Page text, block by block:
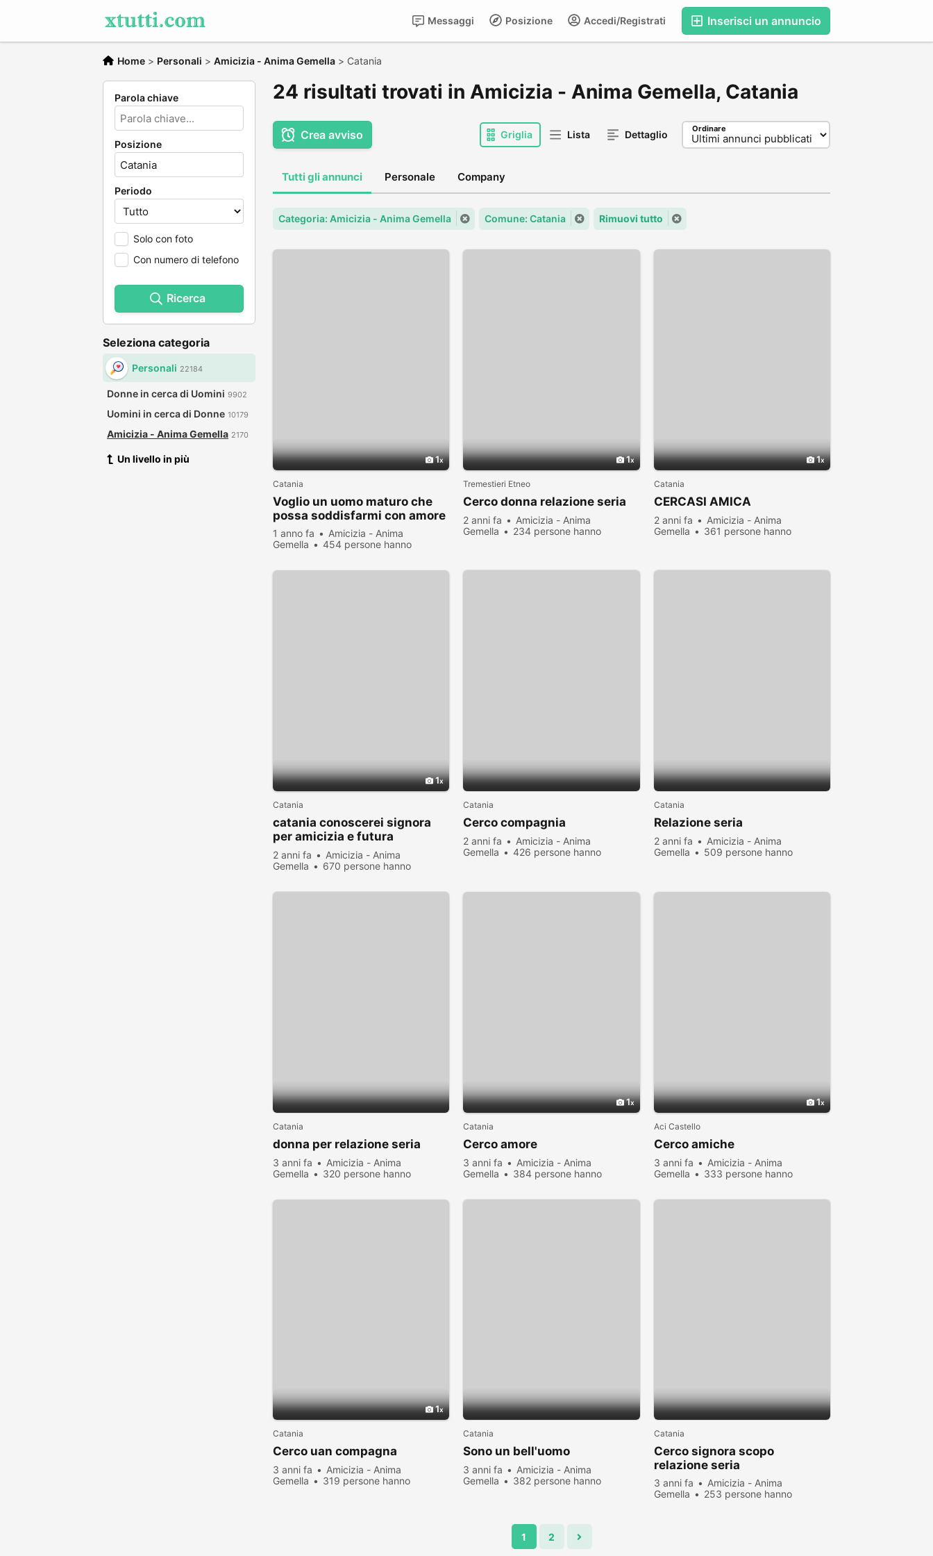
Inserisci un annuncio
Accedi/Registrati
Posizione
Messaggi
Home > Personali > Amicizia - Anima Gemella > Catania
Parola chiave
Posizione
Periodo
Solo con foto
Con numero di telefono
Ricerca
Seleziona categoria
Personali 22184
Donne in cerca di Uomini 9902
Uomini in cerca di Donne 10179
Amicizia - Anima Gemella 2170
Un livello in più
24 risultati trovati in Amicizia - Anima Gemella, Catania
Crea avviso Griglia Lista Dettaglio Ordinare
Tutti gli annunci Personale Company
Categoria: Amicizia - Anima Gemella Comune: Catania Rimuovi tutto
1
Catania
Voglio un uomo maturo che
possa soddisfarmi con amore
1 anno fa
Amicizia - Anima
Gemella
454 persone hanno
1
Tremestieri Etneo
Cerco donna relazione seria
2 anni fa
Amicizia - Anima
Gemella
234 persone hanno
1
Catania
CERCASI AMICA
2 anni fa
Amicizia - Anima
Gemella
361 persone hanno
1
Catania
catania conoscerei signora
per amicizia e futura
convivenza
2 anni fa
Amicizia - Anima
Gemella
670 persone hanno
Catania
Cerco compagnia
2 anni fa
Amicizia - Anima
Gemella
426 persone hanno
Catania
Relazione seria
2 anni fa
Amicizia - Anima
Gemella
509 persone hanno
Catania
donna per relazione seria
3 anni fa
Amicizia - Anima
Gemella
320 persone hanno
1
Catania
Cerco amore
3 anni fa
Amicizia - Anima
Gemella
384 persone hanno
1
Aci Castello
Cerco amiche
3 anni fa
Amicizia - Anima
Gemella
333 persone hanno
1
Catania
Cerco uan compagna
3 anni fa
Amicizia - Anima
Gemella
319 persone hanno
Catania
Sono un bell'uomo
3 anni fa
Amicizia - Anima
Gemella
382 persone hanno
Catania
Cerco signora scopo
relazione seria
3 anni fa
Amicizia - Anima
Gemella
253 persone hanno
1 2